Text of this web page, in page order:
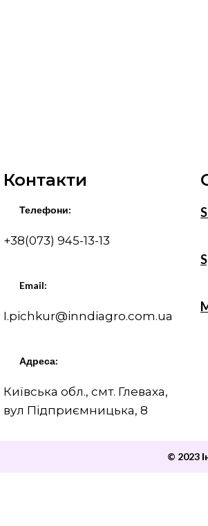
Контакти
Телефони:
+38(073) 945-13-13
Email:
I.pichkur@inndiagro.com.ua
Адреса:
Київська обл., смт. Глеваха,
вул Підприємницька, 8
© 2023